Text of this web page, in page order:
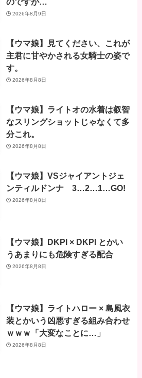
2026年8月9日
【ウマ娘】見てください、これが
主君に甘やかされる女騎士の姿で
す。
2026年8月8日
【ウマ娘】ライトオの水着は叡智
なスリングショットじゃなくて多
分これ。
2026年8月8日
【ウマ娘】VSジャイアントジェ
ンティルドンナ 3…2…1…GO!
2026年8月8日
【ウマ娘】DKPI × DKPI とかい
うあまりにも危険すぎる配合
2026年8月8日
【ウマ娘】ライトハロー × 島風衣
装とかいう凶悪すぎる組み合わせ
ｗｗｗ「大変なことに…」
2026年8月8日